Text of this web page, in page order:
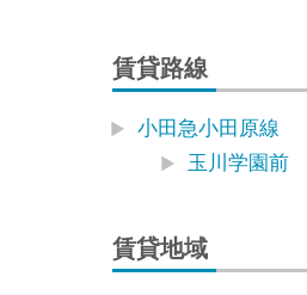
賃貸路線
小田急小田原線
玉川学園前
賃貸地域